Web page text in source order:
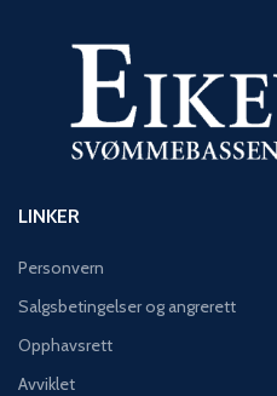
LINKER
Personvern
Salgsbetingelser og angrerett
Opphavsrett
Avviklet